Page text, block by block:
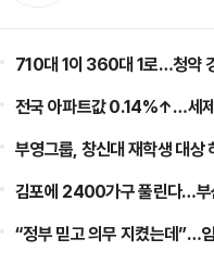
710대 1이 360대 1로…청약
전국 아파트값 0.14%↑…세제
부영그룹, 창신대 재학생 대상
김포에 2400가구 풀린다…부
“정부 믿고 의무 지켰는데”…